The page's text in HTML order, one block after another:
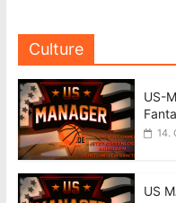
Culture
US-
14.
US